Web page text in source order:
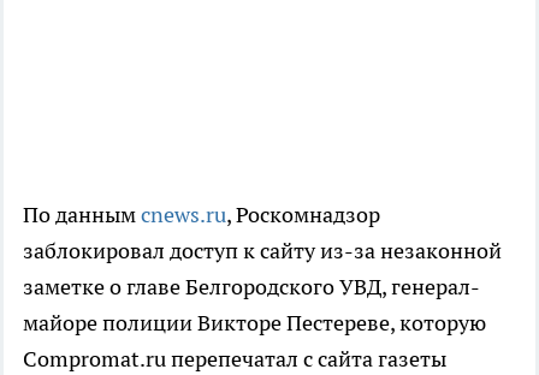
По даннымcnews.ru, Роскомнадзор
заблокировал доступ к сайту из-за незаконной
заметке о главе Белгородского УВД, генерал-
майоре полиции Викторе Пестереве, которую
Compromat.ru перепечатал с сайта газеты